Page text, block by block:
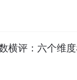
横评：六个维